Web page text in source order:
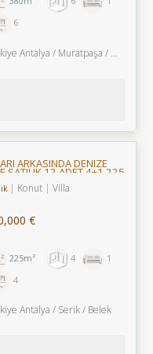
6
Antalya / Muratpaşa / Lara
ARKASINDA DENIZE
SATILIK 12 ADET 4+1 225
Konut Villa
€
225m² 4
1
4
Antalya / Serik/ Belek